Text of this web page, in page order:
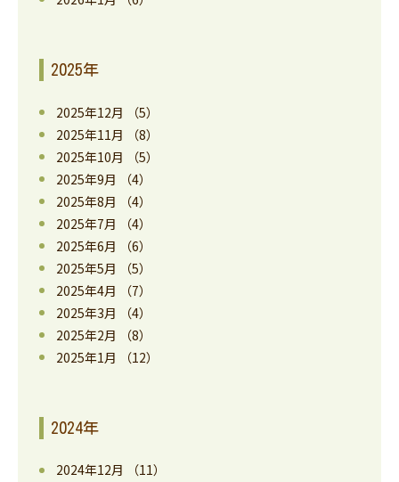
2025年
2025年12月
（5）
2025年11月
（8）
2025年10月
（5）
2025年9月
（4）
2025年8月
（4）
2025年7月
（4）
2025年6月
（6）
2025年5月
（5）
2025年4月
（7）
2025年3月
（4）
2025年2月
（8）
2025年1月
（12）
2024年
2024年12月
（11）